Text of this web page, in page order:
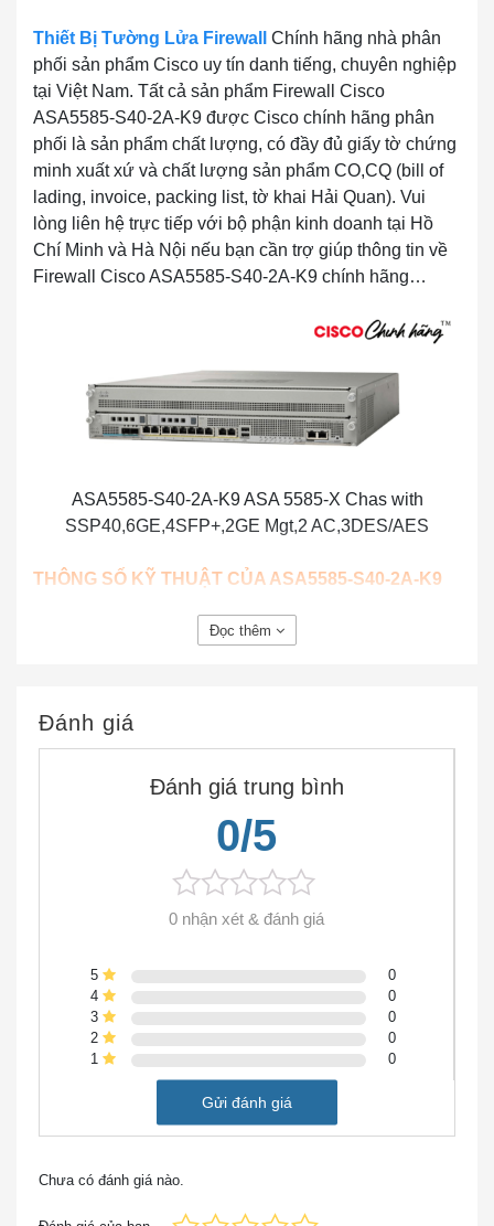
Thiết Bị Tường Lửa Firewall
Chính hãng nhà phân
phối sản phẩm Cisco uy tín danh tiếng, chuyên nghiệp
tại Việt Nam. Tất cả sản phẩm Firewall Cisco
ASA5585-S40-2A-K9 được Cisco chính hãng phân
phối là sản phẩm chất lượng, có đầy đủ giấy tờ chứng
minh xuất xứ và chất lượng sản phẩm CO,CQ (bill of
lading, invoice, packing list, tờ khai Hải Quan). Vui
lòng liên hệ trực tiếp với bộ phận kinh doanh tại Hồ
Chí Minh và Hà Nội nếu bạn cần trợ giúp thông tin về
Firewall Cisco ASA5585-S40-2A-K9 chính hãng…
ASA5585-S40-2A-K9 ASA 5585-X Chas with
SSP40,6GE,4SFP+,2GE Mgt,2 AC,3DES/AES
THÔNG SỐ KỸ THUẬT CỦA ASA5585-S40-2A-K9
Chiều rộng
Chiều sâu
26,5 in
3,5 in
Có dây
dữ liệu
Ethernet, Fast Ethernet, Gigabit Ethernet, 10
Đọc thêm
Đánh giá
Đánh giá trung bình
0/5
0 nhận xét & đánh giá
5
0
4
0
3
0
2
0
1
0
Gửi đánh giá
Chưa có đánh giá nào.